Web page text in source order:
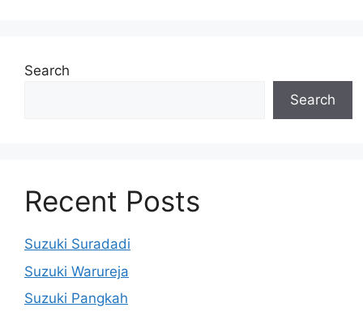
Search
Search
Recent Posts
Suzuki Suradadi
Suzuki Warureja
Suzuki Pangkah